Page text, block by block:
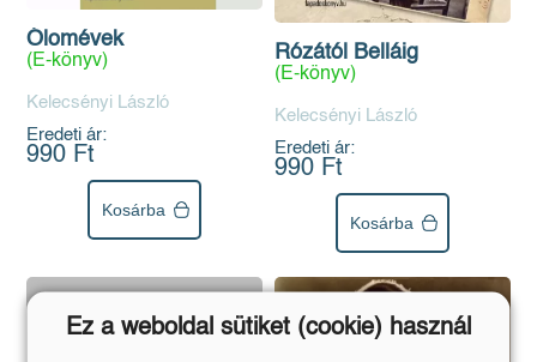
Ólomévek
(E-könyv)
Kelecsényi László
Eredeti ár:
990 Ft
Kosárba
Rózától Belláig
(E-könyv)
Kelecsényi László
Eredeti ár:
990 Ft
Kosárba
Ez a weboldal sütiket (cookie) használ